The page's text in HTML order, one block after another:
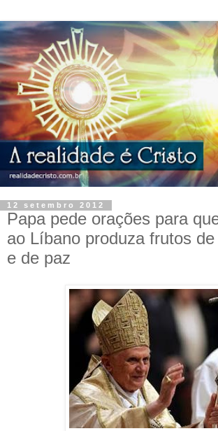
12 setembro 2012
Papa pede orações para
ao Líbano produza frutos
e de paz